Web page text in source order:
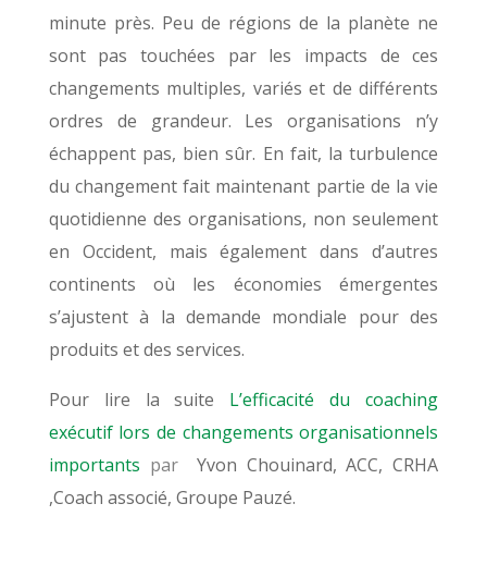
minute près. Peu de régions de la planète ne
sont pas touchées par les impacts de ces
changements multiples, variés et de différents
ordres de grandeur. Les organisations n’y
échappent pas, bien sûr. En fait, la turbulence
du changement fait maintenant partie de la vie
quotidienne des organisations, non seulement
en Occident, mais également dans d’autres
continents où les économies émergentes
s’ajustent à la demande mondiale pour des
produits et des services.
Pour lire la suite L’efficacité du coaching
exécutif lors de changements organisationnels
importants par Yvon Chouinard, ACC, CRHA
,Coach associé, Groupe Pauzé.